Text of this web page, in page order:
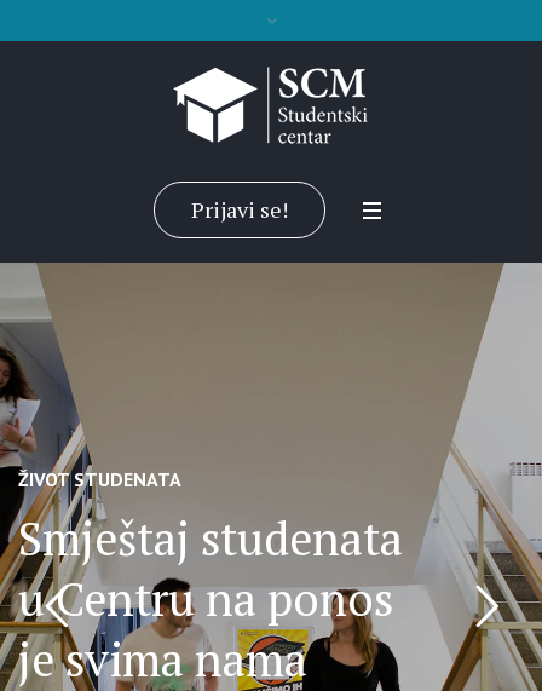
Prijavi se!
ŽIVOT STUDENATA
Smještaj studenata
u Centru na ponos
je svima nama